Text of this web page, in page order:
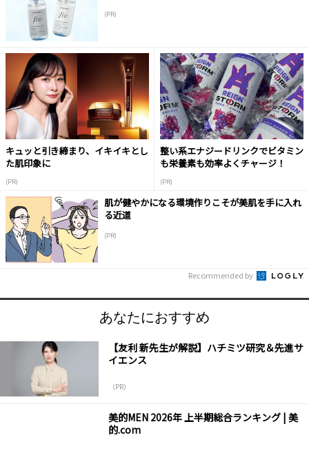
(PR)
キュッと引き締まり、イキイキとし
た肌印象に
(PR)
整い系エナジードリンクでビタミン
も栄養素も効率よくチャージ！
(PR)
肌が健やかになる環境作りこそが美肌を手に入れ
る近道
(PR)
Recommended by
あなたにおすすめ
【友利 新先生が解説】ハチミツ研究＆先進サ
イエンス
（PR）
美的MEN 2026年 上半期総合ランキング | 美
的.com